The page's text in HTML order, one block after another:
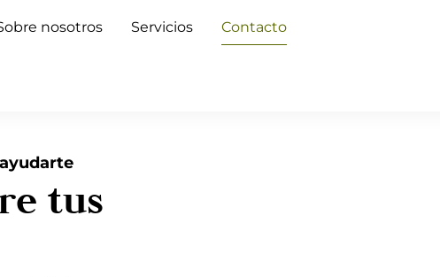
nosotros Servicios Contacto
tus